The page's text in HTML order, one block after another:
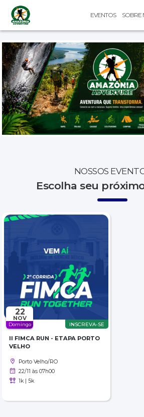
EVENTOS SOBRE
NOSSOS
Escolha seu
22
NOV
Domingo INSCREVA-SE
II FIMCA RUN - ETAPA PORTO
VELHO
Porto Velho/RO
22/11 às 07h00
1k | 5k